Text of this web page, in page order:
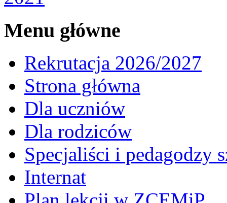
Menu główne
Rekrutacja 2026/2027
Strona główna
Dla uczniów
Dla rodziców
Specjaliści i pedagodzy
Internat